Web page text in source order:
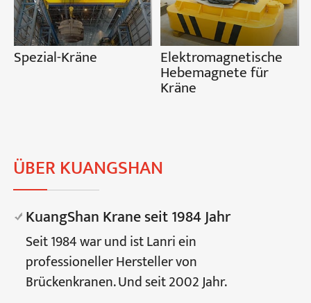
Projekte
Blogs
Nachrichten
Bewerbungen
Über uns
Spezial-Kräne Elektromagnetische
Hebemagnete für
Kräne
ÜBER KUANGSHAN
KuangShan Krane seit 1984 Jahr
Seit 1984 war und ist Lanri ein
professioneller Hersteller von
Brückenkranen. Und seit 2002 Jahr.